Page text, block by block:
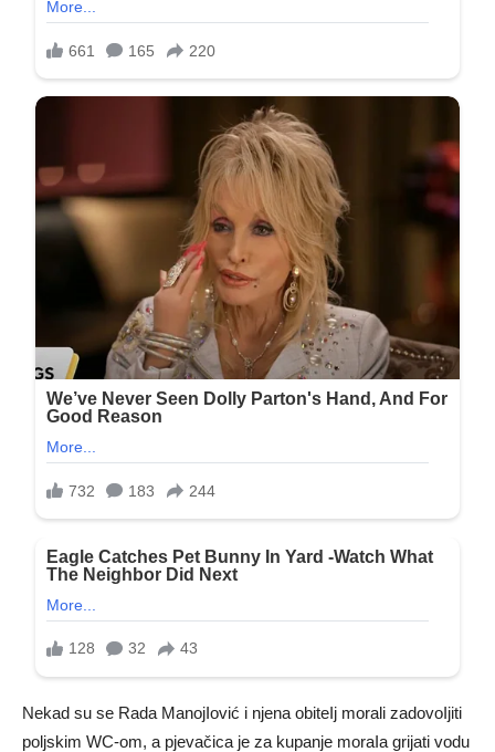
Nekad su se Rada ManojIović i njena obiteIj morali zadovoIjiti
poljskim WC-om, a pjevačica je za kupanje moraIa grijati vodu